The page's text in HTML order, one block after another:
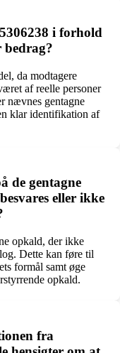
i forhold
bedrag?
da modtagere
af reelle personer
nævnes gentagne
klar identifikation af
de gentagne
eller ikke
opkald, der ikke
Dette kan føre til
formål samt øge
opkald.
fra